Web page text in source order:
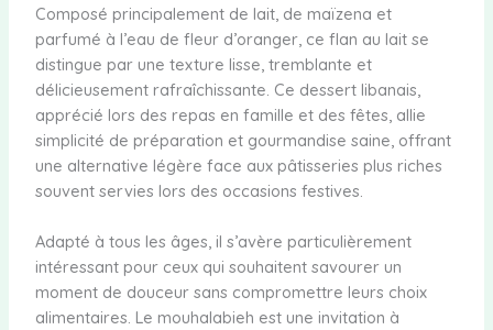
Composé principalement de lait, de maïzena et
parfumé à l’eau de fleur d’oranger, ce flan au lait se
distingue par une texture lisse, tremblante et
délicieusement rafraîchissante. Ce dessert libanais,
apprécié lors des repas en famille et des fêtes, allie
simplicité de préparation et gourmandise saine, offrant
une alternative légère face aux pâtisseries plus riches
souvent servies lors des occasions festives.
Adapté à tous les âges, il s’avère particulièrement
intéressant pour ceux qui souhaitent savourer un
moment de douceur sans compromettre leurs choix
alimentaires. Le mouhalabieh est une invitation à